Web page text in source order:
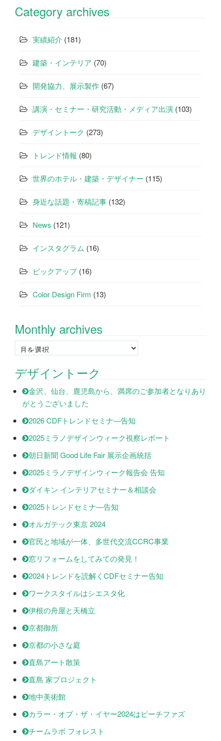
Category archives
実績紹介 (181)
建築・インテリア (70)
開発協力、展示製作 (67)
講演・セミナー・研究活動・メディア出演 (103)
デザイントーク (273)
トレンド情報 (80)
世界のホテル・建築・デザイナー (115)
身近な話題・寄稿記事 (132)
News (121)
インスタグラム (16)
ピックアップ(16)
Color Design Firm (13)
Monthly archives
Monthly
archives
デザイントーク
金沢、仙台、鹿児島から、満席のご参加者となりあり
がとうございました
2026 CDFトレンドセミナ―告知
2025ミラノデザインウィーク視察レポート
朝日新聞 Good Life Fair 展示企画統括
2025ミラノデザインウィーク報告会 告知
ダイキン インテリアセミナー＆相談会
2025トレンドセミナ―告知
オルガテック東京 2024
官民と地域が一体、多世代交流CCRC事業
窓リフォームをしてみての発見！
2024トレンドを読解くCDFセミナー告知
ワークスタイルはシエスタ化
伊根の舟屋と天橋立
京都御所
京都の小さな庭
直島アート散策
直島 家プロジェクト
地中美術館
カラー・オブ・ザ・イヤー2024はピーチファズ
チームラボ フォレスト